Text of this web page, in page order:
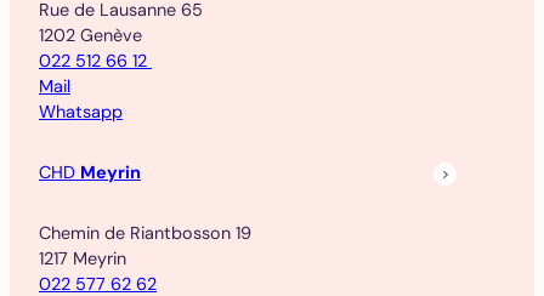
Rue de Lausanne 65
1202 Genève
022 512 66 12
Mail
Whatsapp
CHD Meyrin
Chemin de Riantbosson 19
1217 Meyrin
022 577 62 62